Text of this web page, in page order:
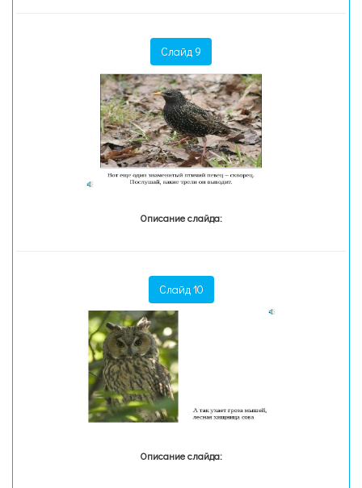
Слайд 9
Описание слайда:
Слайд 10
Описание слайда: